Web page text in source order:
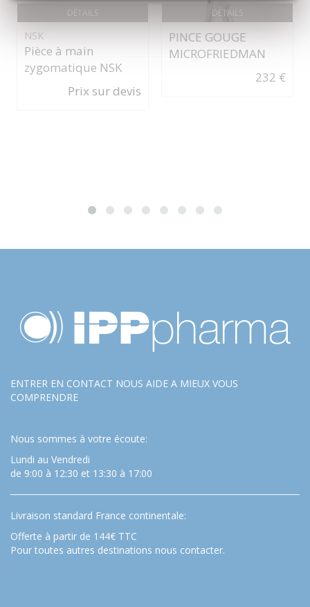
DÉTAILS
NSK
Pièce à main
zygomatique NSK
Prix sur devis
DÉTAILS
PINCE GOUGE
MICROFRIEDMAN
232 €
ENTRER EN CONTACT NOUS AIDE A MIEUX VOUS
COMPRENDRE
Nous sommes à votre écoute:
Lundi au Vendredi
de 9:00 à 12:30 et 13:30 à 17:00
Livraison standard France continentale:
Offerte à partir de 144€ TTC
Pour toutes autres destinations nous contacter.
…